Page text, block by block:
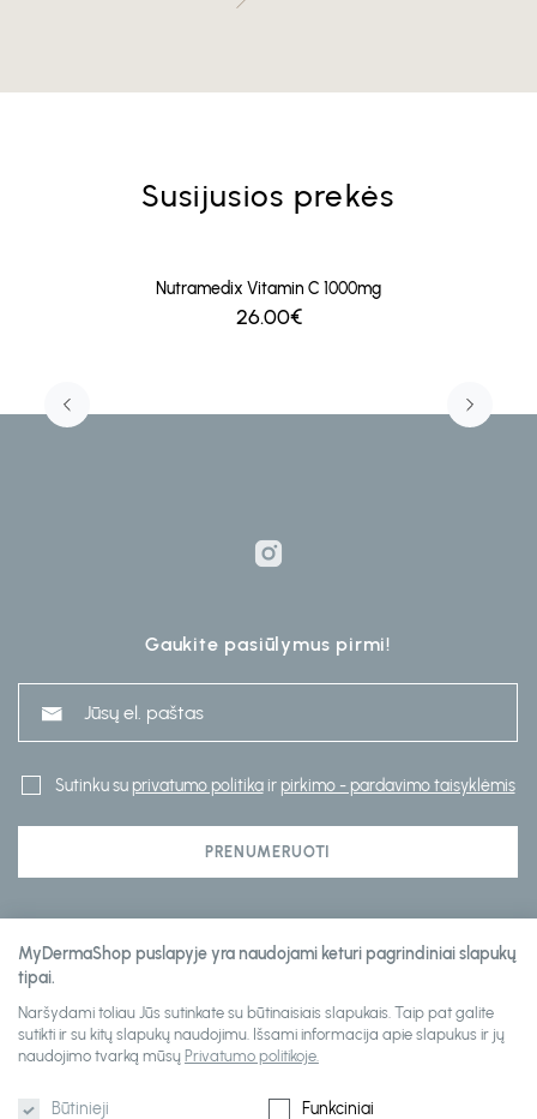
Susijusios prekės
Nutramedix Vitamin C 1000mg
26.00€
Klientų aptarnavimas
Informacija
Gaukite pasiūlymus pirmi!
Sutinku su privatumo politikair pirkimo - pardavimo taisyklėmis
PRENUMERUOTI
MyDermaShop puslapyje yra naudojami keturi pagrindiniai slapukų
tipai.
Naršydami toliau Jūs sutinkate su būtinaisiais slapukais. Taip pat galite
sutikti ir su kitų slapukų naudojimu. Išsami informacija apie slapukus ir jų
naudojimo tvarką mūsų Privatumo politikoje.
Būtinieji Funkciniai